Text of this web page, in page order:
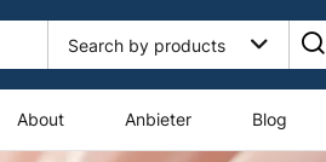
About Anbieter Blog